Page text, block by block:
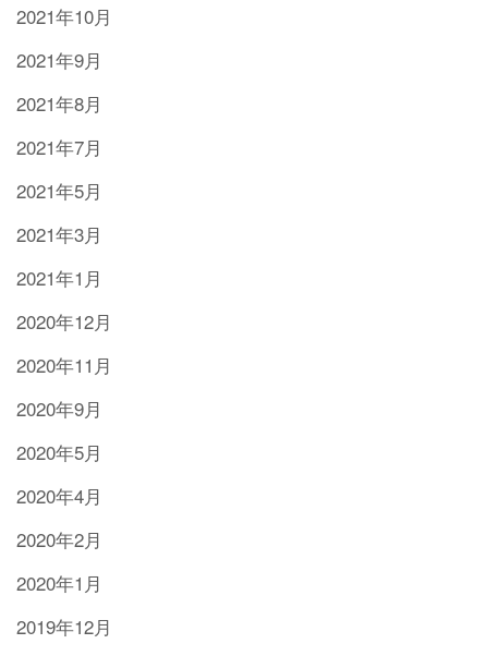
2021年10月
2021年9月
2021年8月
2021年7月
2021年5月
2021年3月
2021年1月
2020年12月
2020年11月
2020年9月
2020年5月
2020年4月
2020年2月
2020年1月
2019年12月